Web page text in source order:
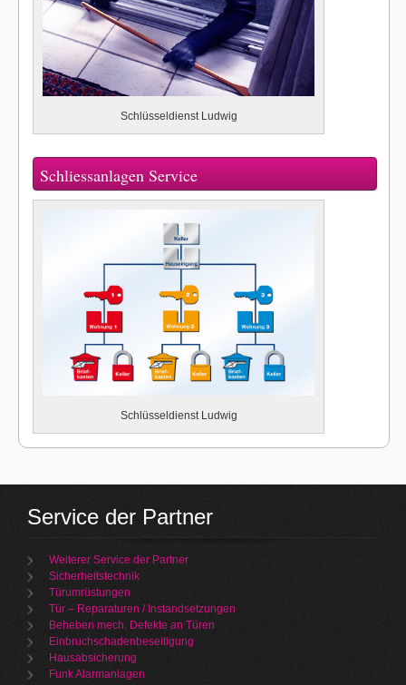
Schlüsseldienst Ludwig
Schliessanlagen Service
Schlüsseldienst Ludwig
Service der Partner
Weiterer Service der Partner
Sicherheitstechnik
Türumrüstungen
Tür – Reparaturen / Instandsetzungen
Beheben mech. Defekte an Türen
Einbruchschadenbeseitigung
Hausabsicherung
Funk Alarmanlagen